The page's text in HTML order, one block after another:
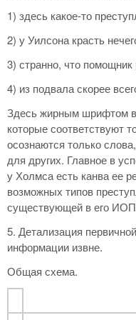
1) здесь какое-то
2) у Уилсона красть
3) странно, что
4) из подвала скорее
Здесь жирным шрифтом
которые соответствуют
осознаются только
для других. Главное в
у Холмса есть канва ее
возможных типов
существующей в его
5. Детализация
информации извне.
Общая схема.